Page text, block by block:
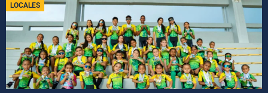
LOCALES